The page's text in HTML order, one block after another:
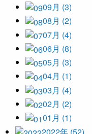
09月 (3)
08月 (2)
07月 (4)
06月 (8)
05月 (3)
04月 (1)
03月 (4)
02月 (2)
01月 (1)
2022年 (52)